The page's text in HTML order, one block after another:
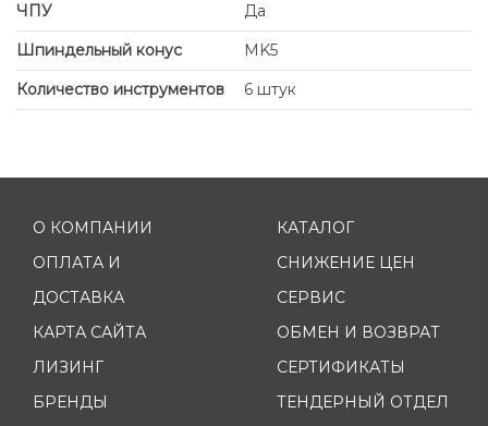
ЧПУ
Да
Шпиндельный конус
MK5
Количество инструментов
6 штук
О КОМПАНИИ
ОПЛАТА И
ДОСТАВКА
КАРТА САЙТА
ЛИЗИНГ
БРЕНДЫ
КАТАЛОГ
СНИЖЕНИЕ ЦЕН
СЕРВИС
ОБМЕН И ВОЗВРАТ
СЕРТИФИКАТЫ
ТЕНДЕРНЫЙ ОТДЕЛ